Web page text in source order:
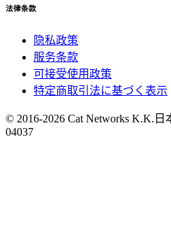
法律条款
隐私政策
服务条款
可接受使用政策
特定商取引法に基づく表示
© 2016-2026 Cat Networks K.K. 日
04037